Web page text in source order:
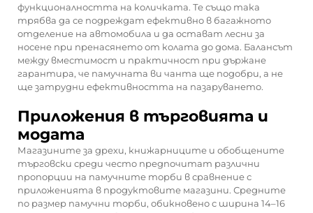
функционалността на количката. Те също така
трябва да се подреждат ефективно в багажното
отделение на автомобила и да остават лесни за
носене при пренасянето от колата до дома. Балансът
между вместимост и практичност при държане
гарантира, че памучната ви чанта ще подобри, а не
ще затрудни ефективността на пазаруването.
Приложения в търговията и
модата
Магазините за дрехи, книжарниците и обобщените
търговски среди често предпочитат различни
пропорции на памучните торби в сравнение с
приложенията в продуктовите магазини. Средните
по размер памучни торби, обикновено с ширина 14–16